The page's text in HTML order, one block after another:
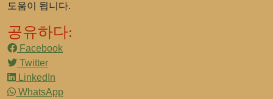
도움이 됩니다.
공유하다:
Facebook
Twitter
LinkedIn
WhatsApp